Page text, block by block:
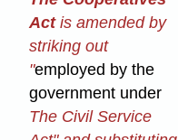
Actis amended by
striking out
"employed by the
government under
The Civil Service